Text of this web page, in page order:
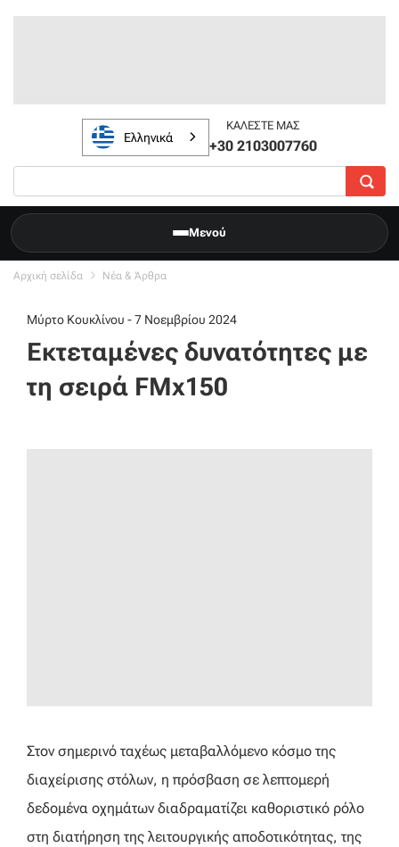
Ελληνικά
ΚΑΛΈΣΤΕ ΜΑΣ
+30 2103007760
Μενού
Αρχική σελίδα Νέα & Άρθρα
Μύρτο Κουκλίνου - 7 Νοεμβρίου 2024
Εκτεταμένες δυνατότητες με
τη σειρά FMx150
Στον σημερινό ταχέως μεταβαλλόμενο κόσμο της
διαχείρισης στόλων, η πρόσβαση σε λεπτομερή
δεδομένα οχημάτων διαδραματίζει καθοριστικό ρόλο
στη διατήρηση της λειτουργικής αποδοτικότητας, της